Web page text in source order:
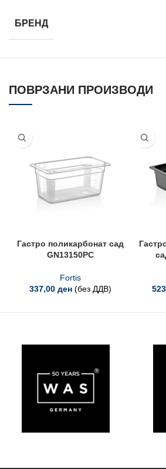
БРЕНД
ПОВРЗАНИ ПРОИЗВОДИ
Гастро поликарбонат сад
GN13150PC
Fortis
337,00 ден (без ДДВ)